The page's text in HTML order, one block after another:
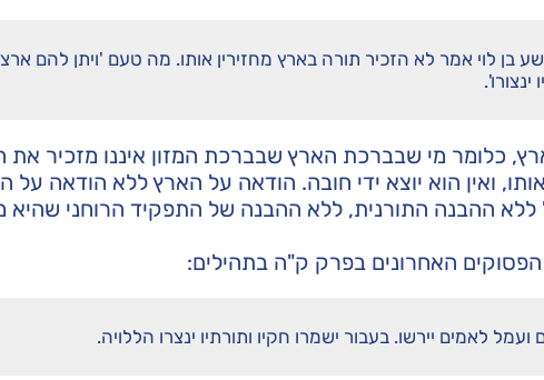
בן לוי אמר לא הזכיר תורה בארץ מחזירין אותו. מה טעם 'ויתן להם
ינצורו'.
כלומר מי שבברכת הארץ שבברכת המזון איננו מזכיר את
ואין הוא יוצא ידי חובה. הודאה על הארץ ללא הודאה על
ללא ההבנה התורנית, ללא ההבנה של התפקיד הרוחני
הפסוקים האחרונים בפרק ק"ה בתהילים:
ועמל לאמים יירשו. בעבור ישמרו חקיו ותורתיו ינצרו הללויה.